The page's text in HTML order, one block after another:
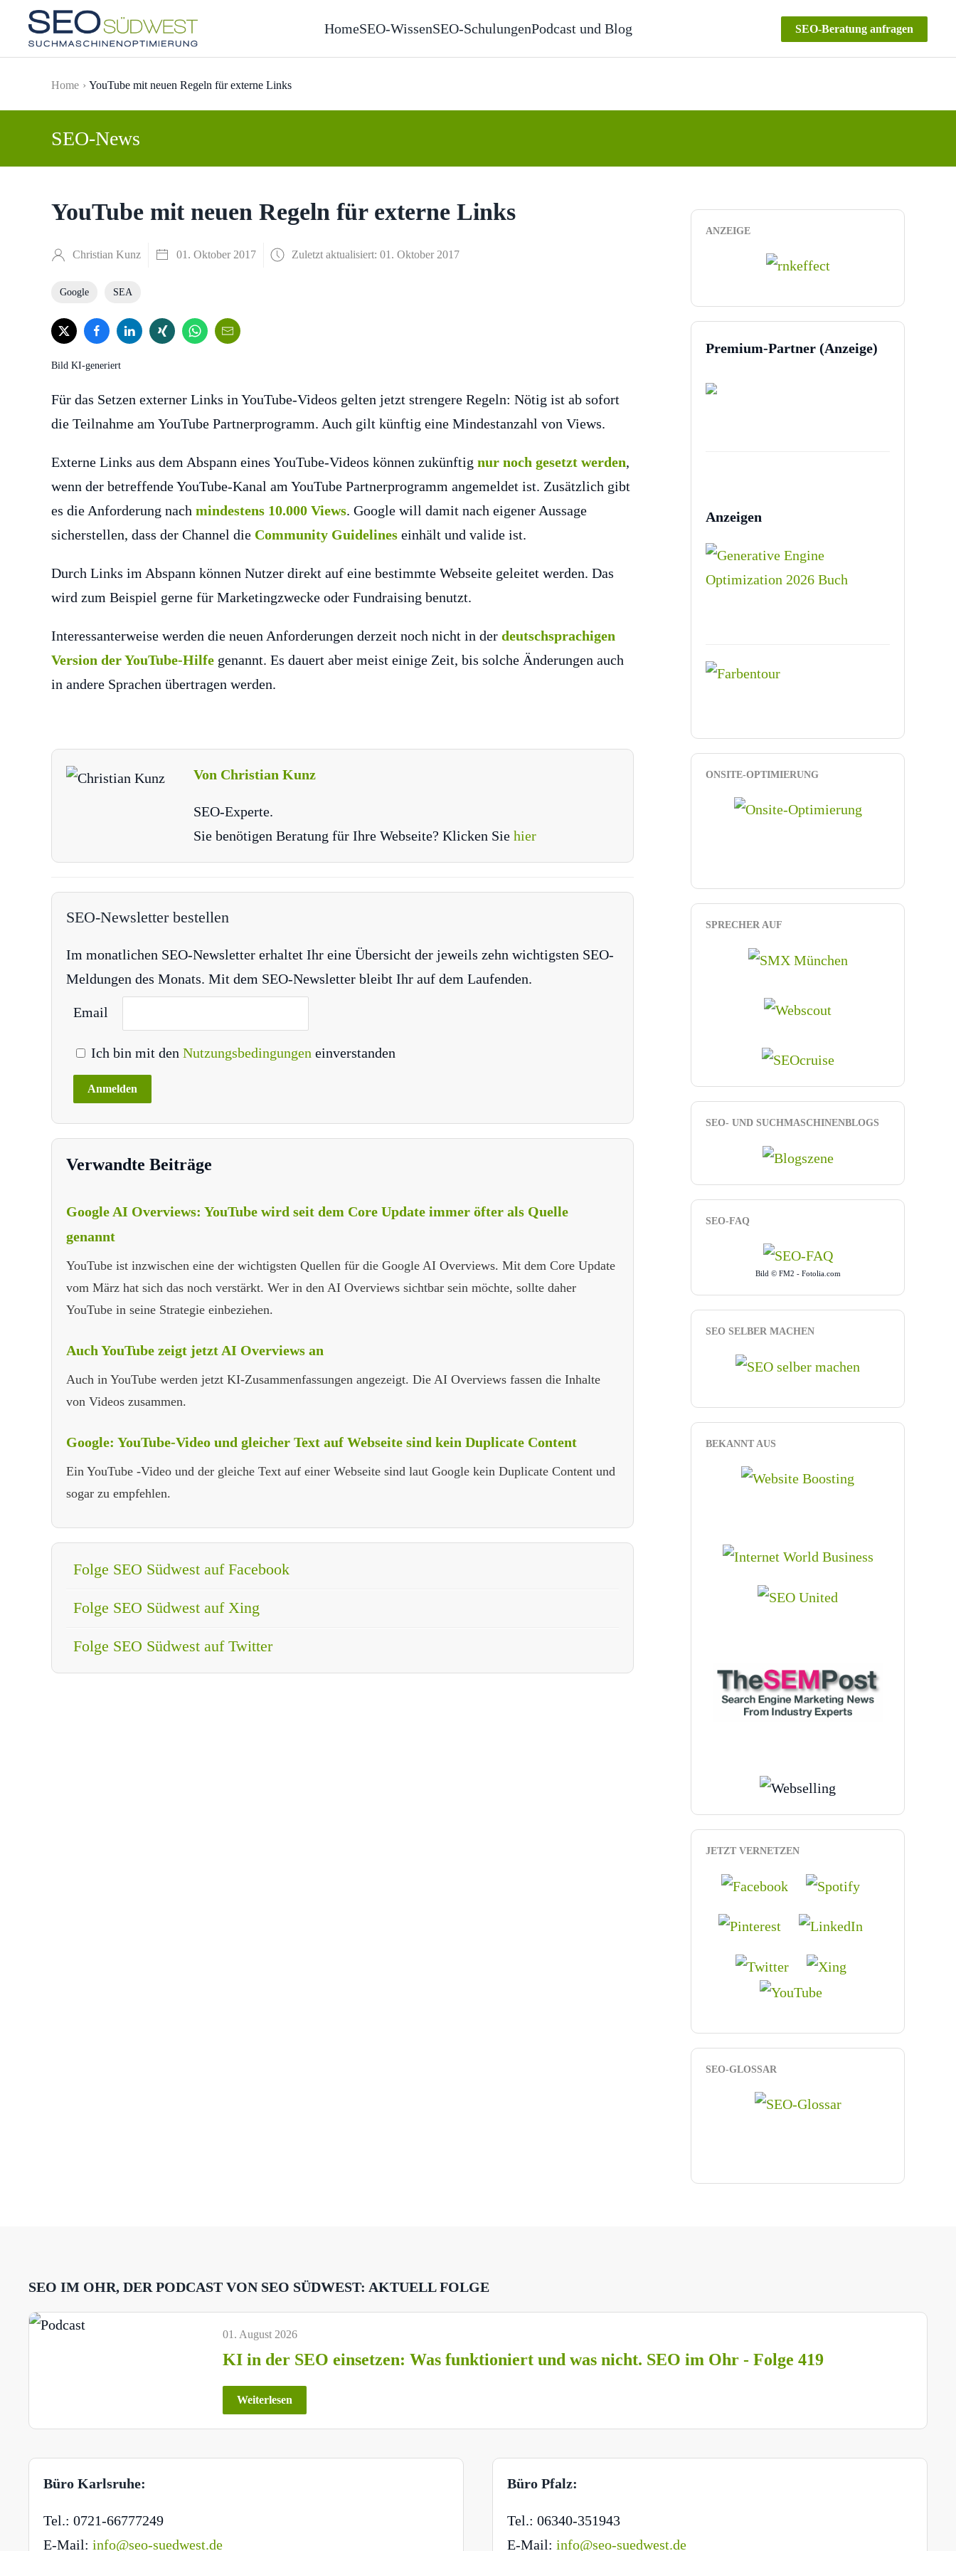
Skip to main content
HomeSEO-WissenSEO-SchulungenPodcast und Blog SEO-Beratung anfragen
Home YouTube mit neuen Regeln für externe Links
SEO-News
YouTube mit neuen Regeln für externe Links
Christian Kunz 01. Oktober 2017 Zuletzt aktualisiert: 01. Oktober 2017
Google SEA
Bild KI-generiert
Für das Setzen externer Links in YouTube-Videos gelten jetzt strengere Regeln: Nötig ist ab sofort
die Teilnahme am YouTube Partnerprogramm. Auch gilt künftig eine Mindestanzahl von Views.
Externe Links aus dem Abspann eines YouTube-Videos können zukünftig nur noch gesetzt werden,
wenn der betreffende YouTube-Kanal am YouTube Partnerprogramm angemeldet ist. Zusätzlich gibt
es die Anforderung nach mindestens 10.000 Views. Google will damit nach eigener Aussage
sicherstellen, dass der Channel die Community Guidelines einhält und valide ist.
Durch Links im Abspann können Nutzer direkt auf eine bestimmte Webseite geleitet werden. Das
wird zum Beispiel gerne für Marketingzwecke oder Fundraising benutzt.
Interessanterweise werden die neuen Anforderungen derzeit noch nicht in der deutschsprachigen
Version der YouTube-Hilfe genannt. Es dauert aber meist einige Zeit, bis solche Änderungen auch
in andere Sprachen übertragen werden.
Von Christian Kunz
SEO-Experte.
Sie benötigen Beratung für Ihre Webseite? Klicken Sie hier
SEO-Newsletter bestellen
Im monatlichen SEO-Newsletter erhaltet Ihr eine Übersicht der jeweils zehn wichtigsten SEO-
Meldungen des Monats. Mit dem SEO-Newsletter bleibt Ihr auf dem Laufenden.
Email
Ich bin mit den Nutzungsbedingungen einverstanden
Verwandte Beiträge
Google AI Overviews: YouTube wird seit dem Core Update immer öfter als Quelle
genannt
YouTube ist inzwischen eine der wichtigsten Quellen für die Google AI Overviews. Mit dem Core Update
vom März hat sich das noch verstärkt. Wer in den AI Overviews sichtbar sein möchte, sollte daher
YouTube in seine Strategie einbeziehen.
Auch YouTube zeigt jetzt AI Overviews an
Auch in YouTube werden jetzt KI-Zusammenfassungen angezeigt. Die AI Overviews fassen die Inhalte
von Videos zusammen.
Google: YouTube-Video und gleicher Text auf Webseite sind kein Duplicate Content
Ein YouTube -Video und der gleiche Text auf einer Webseite sind laut Google kein Duplicate Content und
sogar zu empfehlen.
Folge SEO Südwest auf Facebook
Folge SEO Südwest auf Xing
Folge SEO Südwest auf Twitter
ANZEIGE
Premium-Partner (Anzeige)
Anzeigen
ONSITE-OPTIMIERUNG
SPRECHER AUF
SEO- UND SUCHMASCHINENBLOGS
SEO-FAQ
Bild © FM2 - Fotolia.com
SEO SELBER MACHEN
BEKANNT AUS
JETZT VERNETZEN
SEO-GLOSSAR
SEO IM OHR, DER PODCAST VON SEO SÜDWEST: AKTUELL FOLGE
01. August 2026
KI in der SEO einsetzen: Was funktioniert und was nicht. SEO im Ohr - Folge 419
Weiterlesen
Büro Karlsruhe:
Tel.: 0721-66777249
E-Mail: info@seo-suedwest.de
Büro Pfalz:
Tel.: 06340-351943
E-Mail: info@seo-suedwest.de